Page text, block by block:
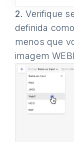
2. Verifique
definida como
menos que
imagem